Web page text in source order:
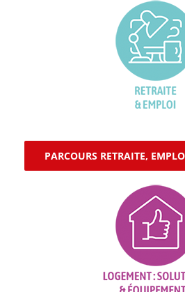
PARCOURS RETRAITE,